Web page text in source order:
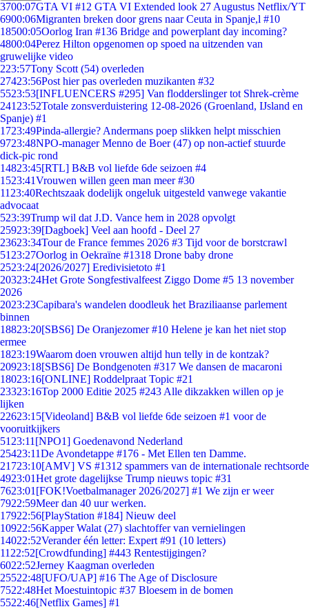
3700:07GTA VI #12 GTA VI Extended look 27 Augustus Netflix/YT
6900:06Migranten breken door grens naar Ceuta in Spanje,l #10
18500:05Oorlog Iran #136 Bridge and powerplant day incoming?
4800:04Perez Hilton opgenomen op spoed na uitzenden van
gruwelijke video
223:57Tony Scott (54) overleden
27423:56Post hier pas overleden muzikanten #32
5523:53[INFLUENCERS #295] Van flodderslinger tot Shrek-crème
241 23:52Totale zonsverduistering 12-08-2026 (Groenland, IJsland en
Spanje) #1
1723:49Pinda-allergie? Andermans poep slikken helpt misschien
9723:48NPO-manager Menno de Boer (47) op non-actief stuurde
dick-pic rond
14823:45[RTL] B&B vol liefde 6de seizoen #4
1523:41Vrouwen willen geen man meer #30
11 23:40Rechtszaak dodelijk ongeluk uitgesteld vanwege vakantie
advocaat
523:39Trump wil dat J.D. Vance hem in 2028 opvolgt
25923:39[Dagboek] Veel aan hoofd - Deel 27
23623:34Tour de France femmes 2026 #3 Tijd voor de borstcrawl
51 23:27Oorlog in Oekraïne #1318 Drone baby drone
2523:24[2026/2027] Eredivisietoto #1
20323:24Het Grote Songfestivalfeest Ziggo Dome #5 13 november
2026
2023:23Capibara's wandelen doodleuk het Braziliaanse parlement
binnen
18823:20[SBS6] De Oranjezomer #10 Helene je kan het niet stop
ermee
1823:19Waarom doen vrouwen altijd hun telly in de kontzak?
20923:18[SBS6] De Bondgenoten #317 We dansen de macaroni
18023:16[ONLINE] Roddelpraat Topic #21
23323:16Top 2000 Editie 2025 #243 Alle dikzakken willen op je
lijken
22623:15[Videoland] B&B vol liefde 6de seizoen #1 voor de
vooruitkijkers
51 23:11 [NPO1] Goedenavond Nederland
25423:11De Avondetappe #176 - Met Ellen ten Damme.
21723:10[AMV] VS #1312 spammers van de internationale rechtsorde
4923:01Het grote dagelijkse Trump nieuws topic #31
7623:01 [FOK!Voetbalmanager 2026/2027] #1 We zijn er weer
7922:59Meer dan 40 uur werken.
17922:56[PlayStation #184] Nieuw deel
10922:56Kapper Walat (27) slachtoffer van vernielingen
14022:52Verander één letter: Expert #91 (10 letters)
11 22:52[Crowdfunding] #443 Rentestijgingen?
6022:52Jerney Kaagman overleden
25522:48[UFO/UAP] #16 The Age of Disclosure
7522:48Het Moestuintopic #37 Bloesem in de bomen
5522:46[Netflix Games] #1